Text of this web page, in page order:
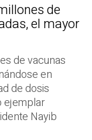
de
el mayor
de vacunas
en
de dosis
ejemplar
Nayib